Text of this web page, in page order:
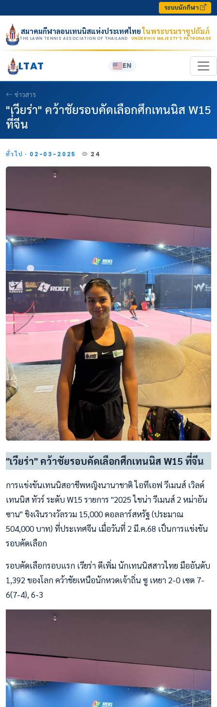
ระบบนักกีฬา
สมาคมกีฬาลอนเทนนิสแห่งประเทศไทยในพระบรมราชูปถัมภ์
THE LAWN TENNIS ASSOCIATION OF THAILAND · UNDER HIS MAJESTY’S PATRONAGE
LTAT EN
ข่าวสาร
"เวียร่า" คว้าชัยรอบคัดเลือกศึกเทนนิส W15
ที่จีน
ทั่วไป · 02-03-2025 24
"เวียร่า" คว้าชัยรอบคัดเลือกศึกเทนนิส W15 ที่จีน
การแข่งขันเทนนิสอาชีพหญิงนานาชาติ ไอทีเอฟ วีเมนส์ เวิลด์
เทนนิส ทัวร์ ระดับ W15 รายการ "2025 ไชน่า วีเมนส์ 2 หม่าอัน
ซาน" ชิงเงินรางวัลรวม 15,000 ดอลลาร์สหรัฐ (ประมาณ
504,000 บาท) ที่ประเทศจีน เมื่อวันที่ 2 มี.ค.68 เป็นการแข่งขัน
รอบคัดเลือก
รอบคัดเลือกรอบแรก เวียร่า ดีเพิ่ม นักเทนนิสสาวไทย มืออันดับ
1,392 ของโลก คว้าชัยเหนือนักหวดเจ้าถิ่น ซู เหยา 2-0 เซต 7-
6(7-4), 6-3